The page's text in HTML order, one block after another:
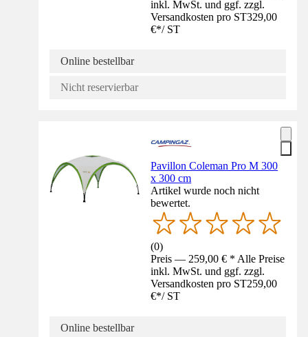
inkl. MwSt. und ggf. zzgl.
Versandkosten pro ST329,00
€*/ ST
Online bestellbar
Nicht reservierbar
Pavillon Coleman Pro M 300
x 300 cm
Artikel wurde noch nicht
bewertet.
(0)
Preis — 259,00 € * Alle Preise
inkl. MwSt. und ggf. zzgl.
Versandkosten pro ST259,00
€*/ ST
Online bestellbar